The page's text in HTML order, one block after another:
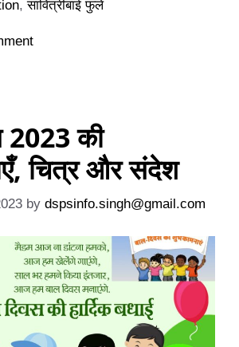
,सावित्रीबाई फुले
2023 की
चित्र और संदेश
by dspsinfo.singh@gmail.com